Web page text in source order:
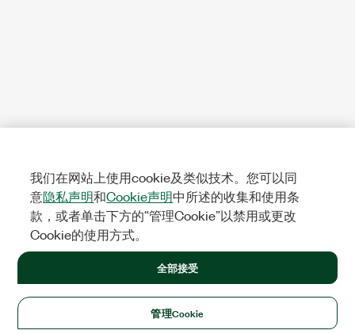
我们在网站上使用cookie及类似技术。您可以同
意隐私声明和Cookie声明中所述的收集和使用条
款，或者单击下方的“管理Cookie”以禁用或更改
Cookie的使用方式。
管理Cookie
全部接受